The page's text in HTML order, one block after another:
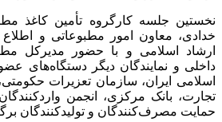
نخستین جلسه کارگروه تأمین کاغذ
خدادی، معاون امور مطبوعاتی و
ارشاد اسلامی و با حضور مدیرکل
داخلی و نمایندگان دیگر دستگاه‌های
اسلامی ایران، سازمان تعزیرات
تجارت، بانک مرکزی، انجمن
حمایت مصرف‌کنندگان و تولیدکنندگان